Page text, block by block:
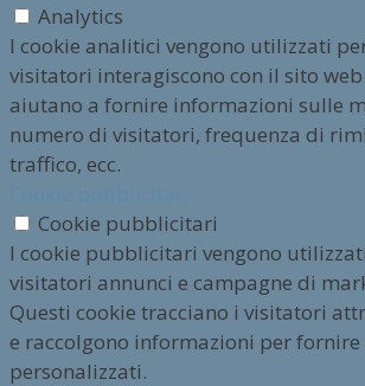
Analytics
I cookie analitici vengono utilizzati
visitatori interagiscono con il sito
aiutano a fornire informazioni sulle
numero di visitatori, frequenza di
traffico, ecc.
Cookie pubblicitari
I cookie pubblicitari vengono
visitatori annunci e campagne di
Questi cookie tracciano i visitatori
e raccolgono informazioni per fornire
personalizzati.